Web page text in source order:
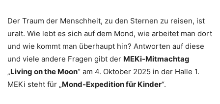
Der Traum der Menschheit, zu den Sternen zu reisen, ist
uralt. Wie lebt es sich auf dem Mond, wie arbeitet man dort
und wie kommt man überhaupt hin? Antworten auf diese
und viele andere Fragen gibt der MEKi-Mitmachtag
„Living on the Moon“ am 4. Oktober 2025 in der Halle 1.
MEKi steht für „Mond-Expedition für Kinder“.